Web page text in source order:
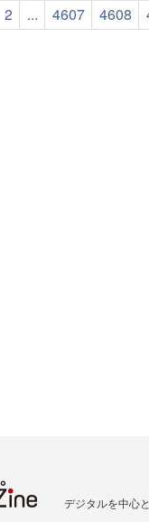
2 ... 4607 4608
デジタルを中心